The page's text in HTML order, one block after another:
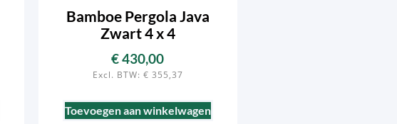
Bamboe Pergola Java
Zwart 4 x 4
€430,00
Excl. BTW: € 355,37
Toevoegen aan winkelwagen